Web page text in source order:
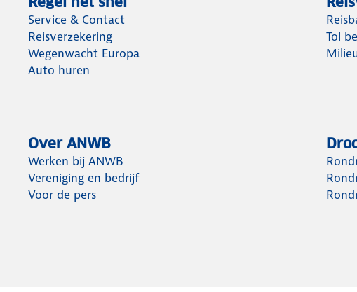
Service & Contact
Reisverzekering
Wegenwacht Europa
Auto huren
Tol
Over ANWB
Werken bij ANWB
Vereniging en bedrijf
Voor de pers